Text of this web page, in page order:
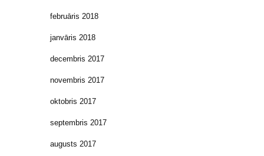
februāris 2018
janvāris 2018
decembris 2017
novembris 2017
oktobris 2017
septembris 2017
augusts 2017